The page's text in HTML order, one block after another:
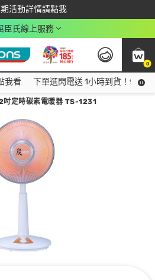
活動詳情請點我
app最高回饋$350
臣氏線上服務
0
我看 下單選閃電送 1小時到貨！領神
吋定時碳素電暖器 TS-1231